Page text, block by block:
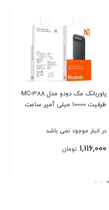
پاوربانک مک دودو مدل MC-388
ظرفیت 10000 میلی‌ آمپر ساعت
در انبار موجود نمی باشد
1,116,000 تومان
بستن